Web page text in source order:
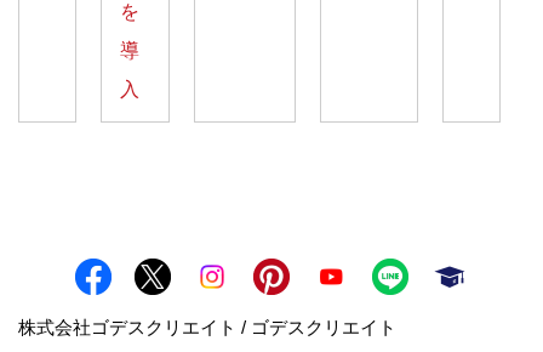
を
導
入
株式会社ゴデスクリエイト / ゴデスクリエイト